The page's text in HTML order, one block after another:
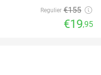
Regulier €155
€19,95